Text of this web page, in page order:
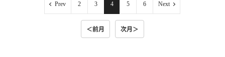
Prev 2 3 4 5 6 Next
＜前月 次月＞